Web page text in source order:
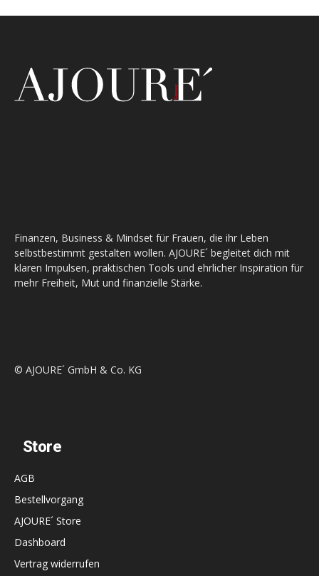
Finanzen, Business & Mindset für Frauen, die ihr Leben
selbstbestimmt gestalten wollen. AJOURE´ begleitet dich mit
klaren Impulsen, praktischen Tools und ehrlicher Inspiration für
mehr Freiheit, Mut und finanzielle Stärke.
© AJOURE´ GmbH & Co. KG
Store
AGB
Bestellvorgang
AJOURE´ Store
Dashboard
Vertrag widerrufen